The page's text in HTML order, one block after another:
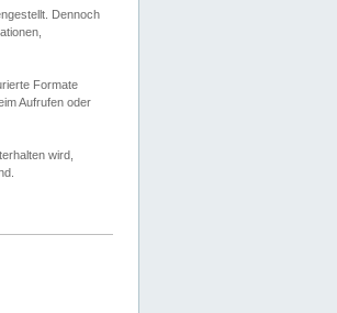
Dennoch
Formate
Aufrufen oder
wird,